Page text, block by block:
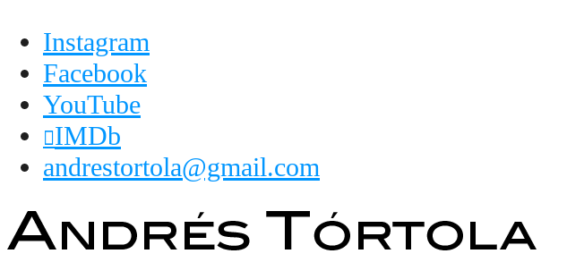
Instagram
Facebook
YouTube
IMDb
andrestortola@gmail.com